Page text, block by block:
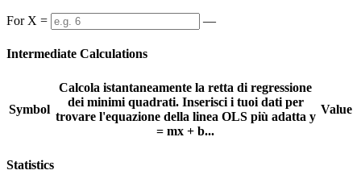
For X = —
Intermediate Calculations
Symbol
Calcola istantaneamente la retta di regressione
dei minimi quadrati. Inserisci i tuoi dati per
trovare l'equazione della linea OLS più adatta y
= mx + b...
Value
Statistics